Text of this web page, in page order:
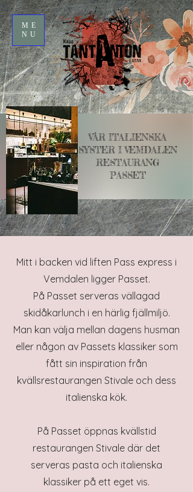
ME
NU
VÅR ITALIENSKA
SYSTER I VEMDALEN
RESTAURANG
PASSET
Mitt i backen vid liften Pass express i
Vemdalen ligger Passet.
På Passet serveras vällagad
skidåkarlunch i en härlig fjällmiljö.
Man kan välja mellan dagens husman
eller någon av Passets klassiker som
fått sin inspiration från
kvällsrestaurangen Stivale och dess
italienska kök.
På Passet öppnas kvällstid
restaurangen Stivale där det
serveras pasta och italienska
klassiker på ett eget vis.